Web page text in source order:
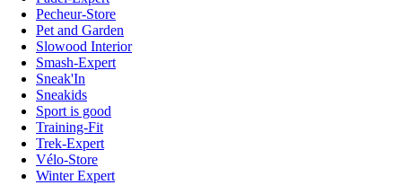
Pecheur-Store
Pet and Garden
Slowood Interior
Smash-Expert
Sneak'In
Sneakids
Sport is good
Training-Fit
Trek-Expert
Vélo-Store
Winter Expert